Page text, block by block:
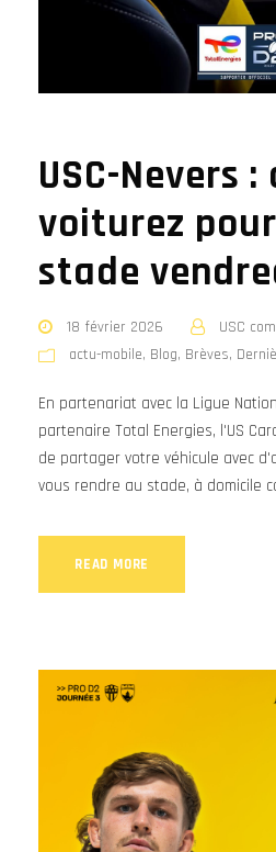
USC-Nevers :
voiturez
stade
18 février 2026
USC
actu-mobile, Blog, Brèves,
En partenariat avec la Ligue
partenaire Total Energies, l'US
de partager votre véhicule avec
vous rendre au stade, à domicile
READ MORE